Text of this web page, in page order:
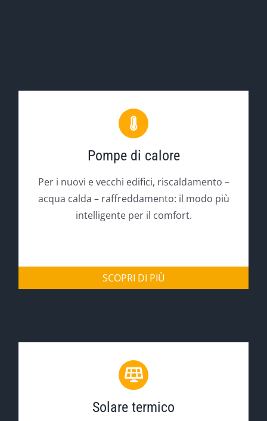
Pompe di calore
Per i nuovi e vecchi edifici, riscaldamento –
acqua calda – raffreddamento: il modo più
intelligente per il comfort.
SCOPRI DI PIÙ
Solare termico